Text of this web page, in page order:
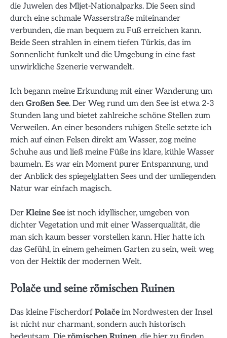
die Juwelen des Mljet-Nationalparks. Die Seen sind
durch eine schmale Wasserstraße miteinander
verbunden, die man bequem zu Fuß erreichen kann.
Beide Seen strahlen in einem tiefen Türkis, das im
Sonnenlicht funkelt und die Umgebung in eine fast
unwirkliche Szenerie verwandelt.
Ich begann meine Erkundung mit einer Wanderung um
den Großen See. Der Weg rund um den See ist etwa 2-3
Stunden lang und bietet zahlreiche schöne Stellen zum
Verweilen. An einer besonders ruhigen Stelle setzte ich
mich auf einen Felsen direkt am Wasser, zog meine
Schuhe aus und ließ meine Füße ins klare, kühle Wasser
baumeln. Es war ein Moment purer Entspannung, und
der Anblick des spiegelglatten Sees und der umliegenden
Natur war einfach magisch.
Der Kleine See ist noch idyllischer, umgeben von
dichter Vegetation und mit einer Wasserqualität, die
man sich kaum besser vorstellen kann. Hier hatte ich
das Gefühl, in einem geheimen Garten zu sein, weit weg
von der Hektik der modernen Welt.
Polače und seine römischen Ruinen
Das kleine Fischerdorf Polače im Nordwesten der Insel
ist nicht nur charmant, sondern auch historisch